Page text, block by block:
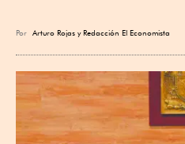
Por Arturo Rojas yRedacción El Economista